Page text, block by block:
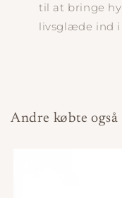
til at bringe
livsglæde ind i
Andre købte også